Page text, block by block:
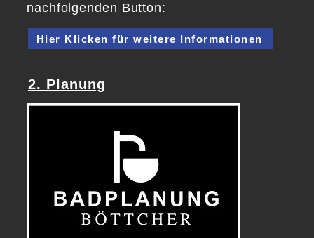
nachfolgenden Button:
Hier Klicken für weitere Informationen
2. Planung